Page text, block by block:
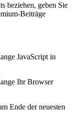
beziehen, geben Sie
Beiträge
JavaScript in
Ihr Browser
Ende der neuesten